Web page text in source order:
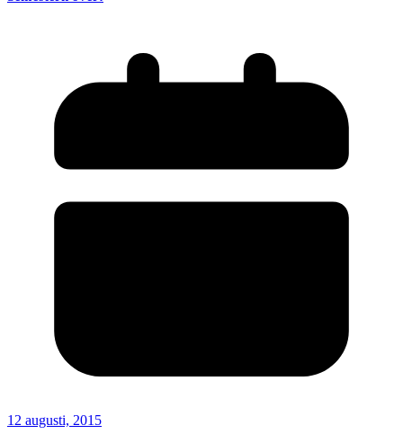
12 augusti, 2015